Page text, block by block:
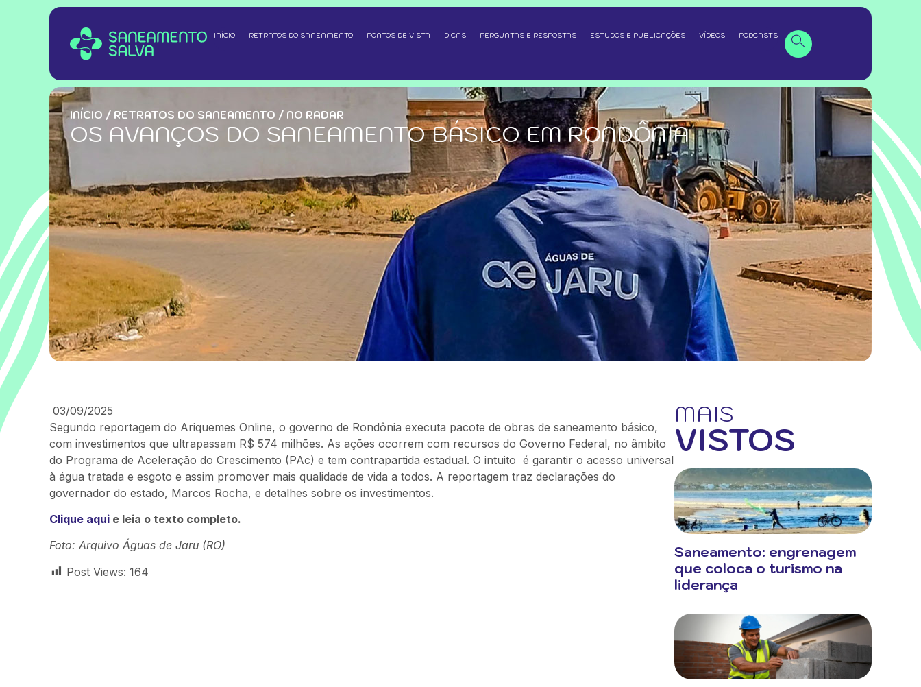
INÍCIO RETRATOS DO SANEAMENTO PONTOS DE VISTA DICAS PERGUNTAS E RESPOSTAS ESTUDOS E PUBLICAÇÕES VÍDEOS PODCASTS
INÍCIO / RETRATOS DO SANEAMENTO / NO RADAR
OS AVANÇOS DO SANEAMENTO BÁSICO EM RONDÔNIA
03/09/2025
Segundo reportagem do Ariquemes Online, o governo de Rondônia executa pacote de obras de saneamento básico,
com investimentos que ultrapassam R$ 574 milhões. As ações ocorrem com recursos do Governo Federal, no âmbito
do Programa de Aceleração do Crescimento (PAc) e tem contrapartida estadual. O intuito é garantir o acesso universal
à água tratada e esgoto e assim promover mais qualidade de vida a todos. A reportagem traz declarações do
governador do estado, Marcos Rocha, e detalhes sobre os investimentos.
Clique aqui e leia o texto completo.
Foto: Arquivo Águas de Jaru (RO)
Post Views: 164
MAIS
VISTOS
Saneamento: engrenagem
que coloca o turismo na
liderança